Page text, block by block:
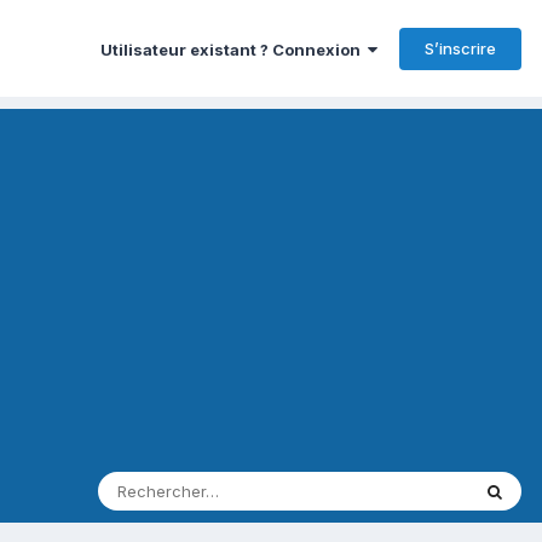
Utilisateur existant ? Connexion S’inscrire